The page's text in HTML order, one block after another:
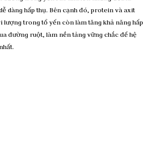
dàng hấp thụ. Bên cạnh đó, protein và axit
lượng trong tổ yến còn làm tăng khả năng hấp
đường ruột, làm nền tảng vững chắc để hệ